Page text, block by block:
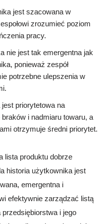
jest szacowana w
zrozumieć poziom
pracy.
nie jest tak emergentna jak
ponieważ zespół
potrzebne ulepszenia w
priorytetowa na
i nadmiaru towaru, a
otrzymuje średni priorytet.
lista produktu dobrze
historia użytkownika jest
emergentna i
efektywnie zarządzać listą
i jego